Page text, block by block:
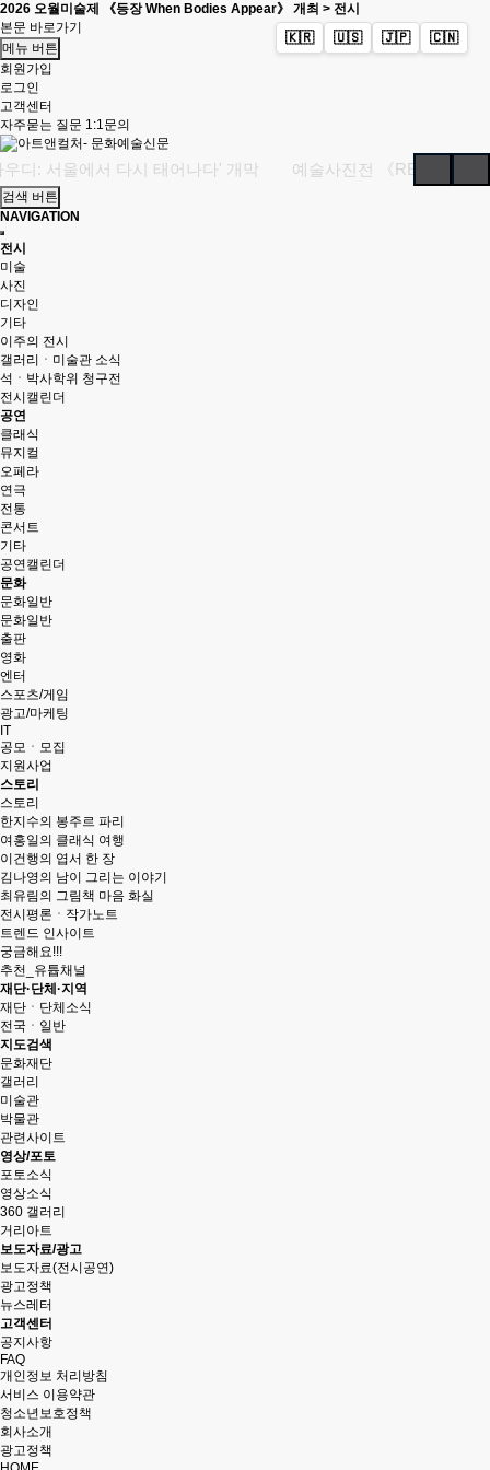
2026 오월미술제 《등장 When Bodies Appear》 개최 > 전시
본문 바로가기
메뉴 버튼
회원가입
로그인
고객센터
자주묻는 질문 1:1문의
울에서 다시 태어나다' 개막 예술사진전 《RE: Image —
검색 버튼
NAVIGATION
전시
미술
사진
디자인
기타
이주의 전시
갤러리ㆍ미술관 소식
석ㆍ박사학위 청구전
전시캘린더
공연
클래식
뮤지컬
오페라
연극
전통
콘서트
기타
공연캘린더
문화
문화일반
문화일반
출판
영화
엔터
스포츠/게임
광고/마케팅
IT
공모ㆍ모집
지원사업
스토리
스토리
한지수의 봉주르 파리
여홍일의 클래식 여행
이건행의 엽서 한 장
김나영의 남이 그리는 이야기
최유림의 그림책 마음 화실
전시평론ㆍ작가노트
트렌드 인사이트
궁금해요!!!
추천_유튭채널
재단·단체·지역
재단ㆍ단체소식
전국ㆍ일반
지도검색
문화재단
갤러리
미술관
박물관
관련사이트
영상/포토
포토소식
영상소식
360 갤러리
거리아트
보도자료/광고
보도자료(전시공연)
광고정책
뉴스레터
고객센터
공지사항
FAQ
개인정보 처리방침
서비스 이용약관
청소년보호정책
회사소개
광고정책
🇰🇷 🇺🇸 🇯🇵 🇨🇳